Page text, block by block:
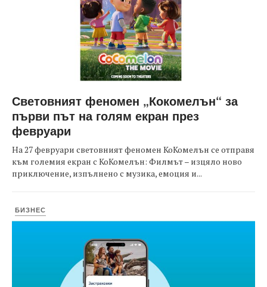
Световният феномен „Кокомелън“ за
първи път на голям екран през
февруари
На 27 февруари световният феномен КоКомелън се отправя
към големия екран с КоКомелън: Филмът – изцяло ново
приключение, изпълнено с музика, емоция и...
БИЗНЕС